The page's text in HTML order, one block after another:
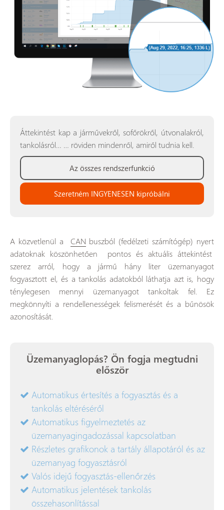
Áttekintést kap a járművekről, sofőrökről, útvonalakról,
tankolásról… … röviden mindenről, amiről tudnia kell.
Az összes rendszerfunkció
Szeretném INGYENESEN kipróbálni
A közvetlenül a CAN buszból (fedélzeti számítógép) nyert
adatoknak köszönhetően pontos és aktuális áttekintést
szerez arról, hogy a jármű hány liter üzemanyagot
fogyasztott el, és a tankolás adatokból láthatja azt is, hogy
ténylegesen mennyi üzemanyagot tankoltak fel. Ez
megkönnyíti a rendellenességek felismerését és a bűnösök
azonosítását.
Üzemanyaglopás? Ön fogja megtudni
először
Automatikus értesítés a fogyasztás és a
tankolás eltéréséről
Automatikus figyelmeztetés az
üzemanyagingadozással kapcsolatban
Részletes grafikonok a tartály állapotáról és az
üzemanyag fogyasztásról
Valós idejű fogyasztás-ellenőrzés
Automatikus jelentések tankolás
összehasonlítással